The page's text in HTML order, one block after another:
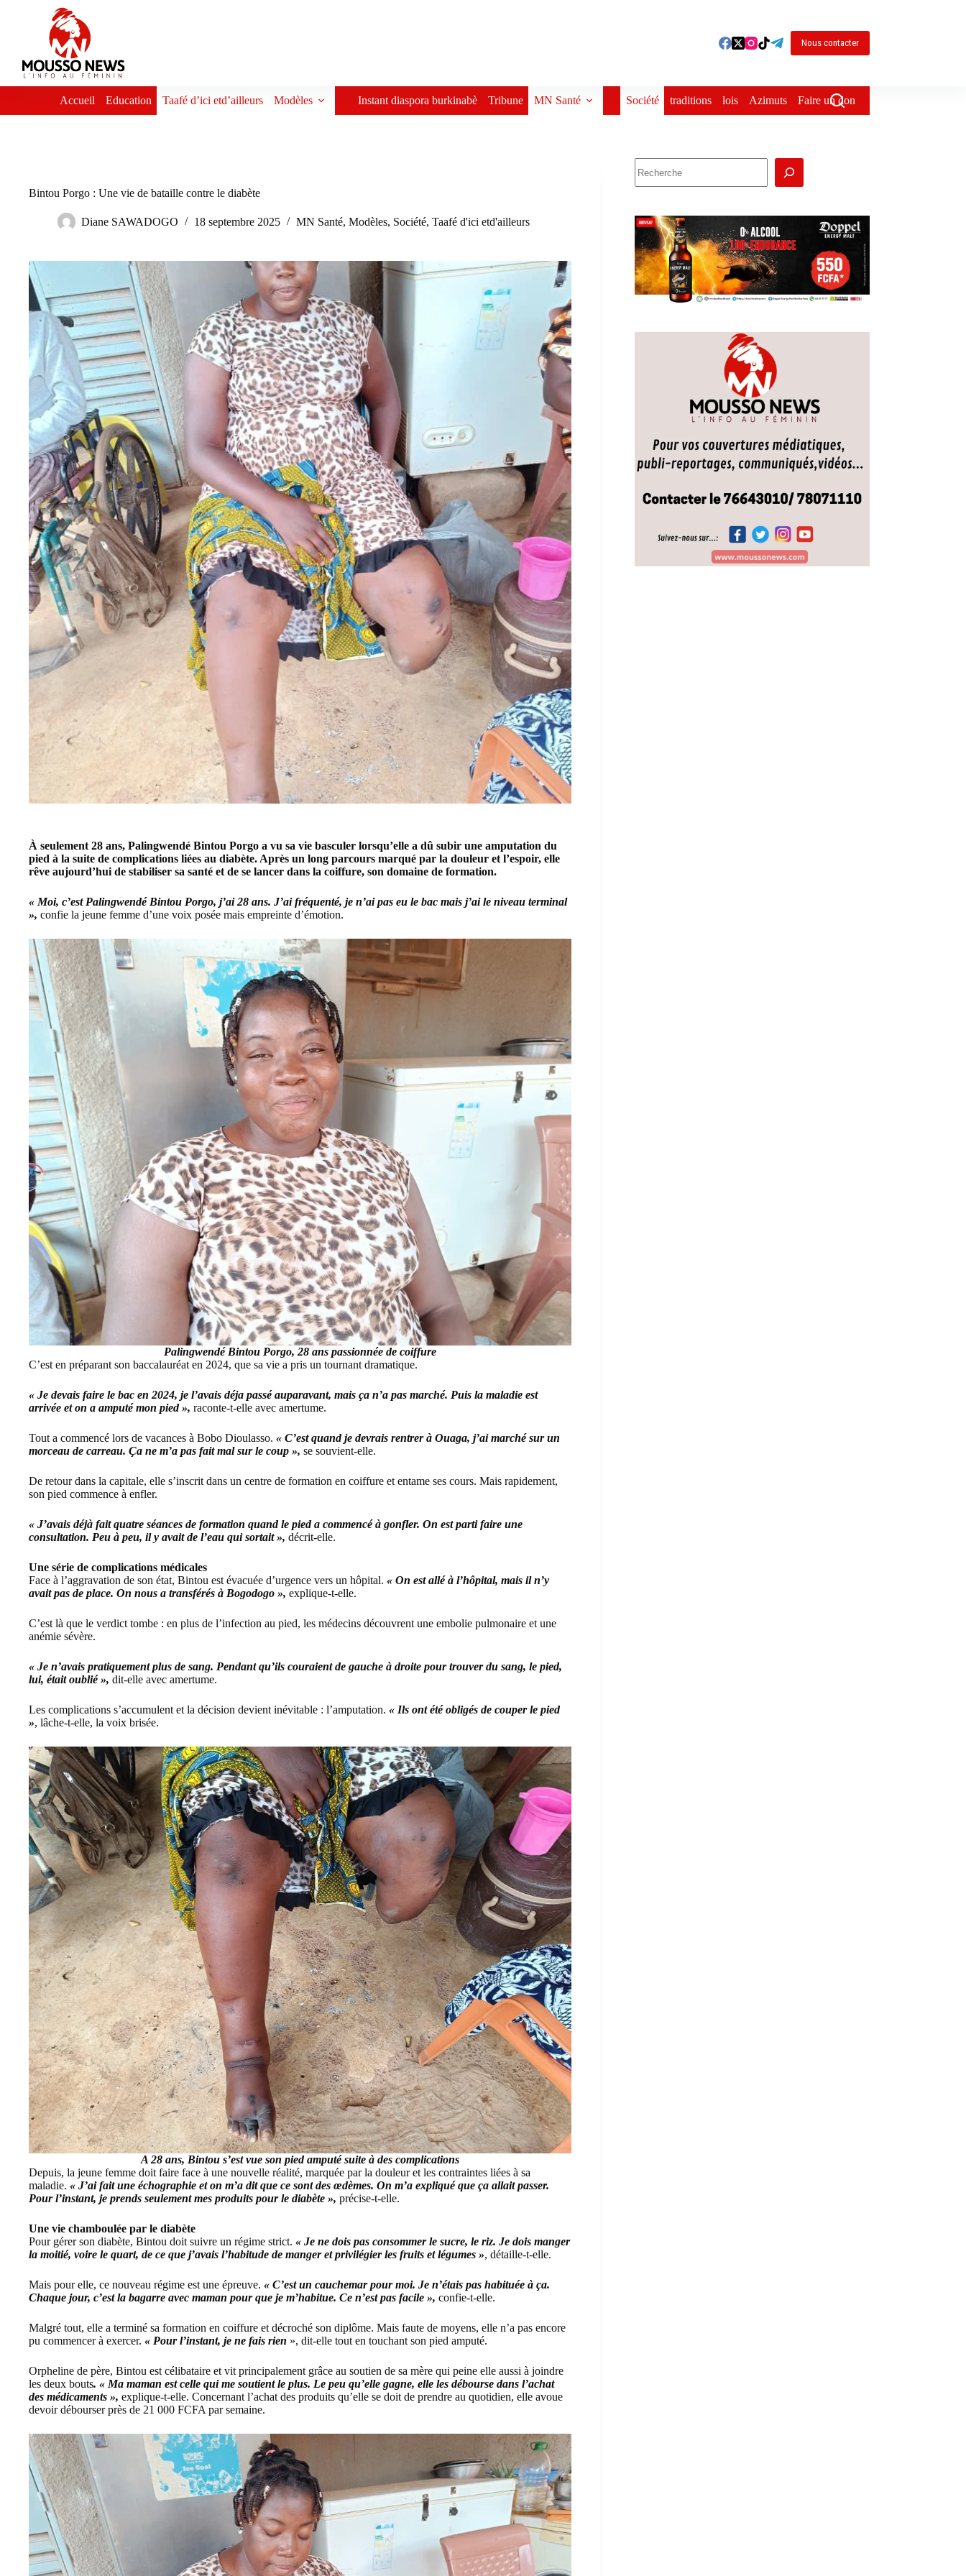
Nous contacter
Accueil Education Taafé d’ici etd’ailleurs Modèles Instant diaspora burkinabè Tribune MN Santé Société traditions lois Azimuts Faire un don
Bintou Porgo : Une vie de bataille contre le diabète
Diane SAWADOGO 18 septembre 2025 MN Santé, Modèles, Société, Taafé d'ici etd'ailleurs
À seulement 28 ans, Palingwendé Bintou Porgo a vu sa vie basculer lorsqu’elle a dû subir une amputation du
pied à la suite de complications liées au diabète. Après un long parcours marqué par la douleur et l’espoir, elle
rêve aujourd’hui de stabiliser sa santé et de se lancer dans la coiffure, son domaine de formation.
« Moi, c’est Palingwendé Bintou Porgo, j’ai 28 ans. J’ai fréquenté, je n’ai pas eu le bac mais j’ai le niveau terminal
», confie la jeune femme d’une voix posée mais empreinte d’émotion.
Palingwendé Bintou Porgo, 28 ans passionnée de coiffure
C’est en préparant son baccalauréat en 2024, que sa vie a pris un tournant dramatique.
« Je devais faire le bac en 2024, je l’avais déja passé auparavant, mais ça n’a pas marché. Puis la maladie est
arrivée et on a amputé mon pied », raconte-t-elle avec amertume.
Tout a commencé lors de vacances à Bobo Dioulasso. « C’est quand je devrais rentrer à Ouaga, j’ai marché sur un
morceau de carreau. Ça ne m’a pas fait mal sur le coup », se souvient-elle.
De retour dans la capitale, elle s’inscrit dans un centre de formation en coiffure et entame ses cours. Mais rapidement,
son pied commence à enfler.
« J’avais déjà fait quatre séances de formation quand le pied a commencé à gonfler. On est parti faire une
consultation. Peu à peu, il y avait de l’eau qui sortait », décrit-elle.
Une série de complications médicales
Face à l’aggravation de son état, Bintou est évacuée d’urgence vers un hôpital. « On est allé à l’hôpital, mais il n’y
avait pas de place. On nous a transférés à Bogodogo », explique-t-elle.
C’est là que le verdict tombe : en plus de l’infection au pied, les médecins découvrent une embolie pulmonaire et une
anémie sévère.
« Je n’avais pratiquement plus de sang. Pendant qu’ils couraient de gauche à droite pour trouver du sang, le pied,
lui, était oublié », dit-elle avec amertume.
Les complications s’accumulent et la décision devient inévitable : l’amputation. « Ils ont été obligés de couper le pied
», lâche-t-elle, la voix brisée.
A 28 ans, Bintou s’est vue son pied amputé suite à des complications
Depuis, la jeune femme doit faire face à une nouvelle réalité, marquée par la douleur et les contraintes liées à sa
maladie. « J’ai fait une échographie et on m’a dit que ce sont des œdèmes. On m’a expliqué que ça allait passer.
Pour l’instant, je prends seulement mes produits pour le diabète », précise-t-elle.
Une vie chamboulée par le diabète
Pour gérer son diabète, Bintou doit suivre un régime strict. « Je ne dois pas consommer le sucre, le riz. Je dois manger
la moitié, voire le quart, de ce que j’avais l’habitude de manger et privilégier les fruits et légumes », détaille-t-elle.
Mais pour elle, ce nouveau régime est une épreuve. « C’est un cauchemar pour moi. Je n’étais pas habituée à ça.
Chaque jour, c’est la bagarre avec maman pour que je m’habitue. Ce n’est pas facile », confie-t-elle.
Malgré tout, elle a terminé sa formation en coiffure et décroché son diplôme. Mais faute de moyens, elle n’a pas encore
pu commencer à exercer. « Pour l’instant, je ne fais rien », dit-elle tout en touchant son pied amputé.
Orpheline de père, Bintou est célibataire et vit principalement grâce au soutien de sa mère qui peine elle aussi à joindre
les deux bouts. « Ma maman est celle qui me soutient le plus. Le peu qu’elle gagne, elle les débourse dans l’achat
des médicaments », explique-t-elle. Concernant l’achat des produits qu’elle se doit de prendre au quotidien, elle avoue
devoir débourser près de 21 000 FCFA par semaine.